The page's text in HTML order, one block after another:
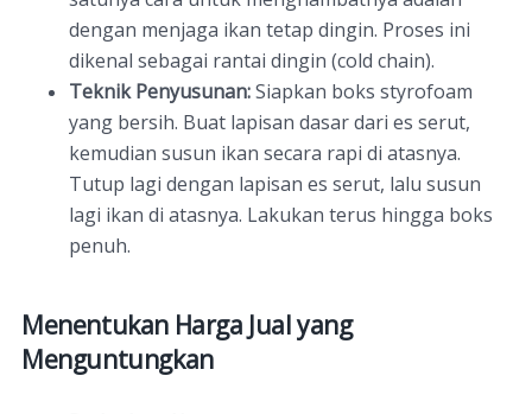
dengan menjaga ikan tetap dingin. Proses ini
dikenal sebagai rantai dingin (cold chain).
Teknik Penyusunan:Siapkan boks styrofoam
yang bersih. Buat lapisan dasar dari es serut,
kemudian susun ikan secara rapi di atasnya.
Tutup lagi dengan lapisan es serut, lalu susun
lagi ikan di atasnya. Lakukan terus hingga boks
penuh.
Menentukan Harga Jual yang
Menguntungkan